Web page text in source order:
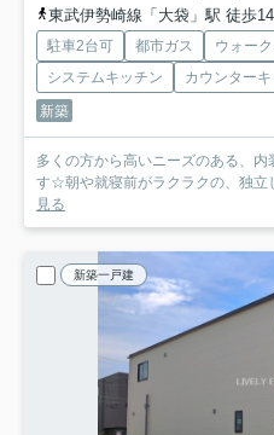
東武伊勢崎線「大袋」駅 徒歩
駐車2台可 都市ガス
ウォー
システムキッチン
カウンター
新築
多くの方から高いニーズのある、
す☆朝や就寝前がラクラクの、独
見る
新築一戸建